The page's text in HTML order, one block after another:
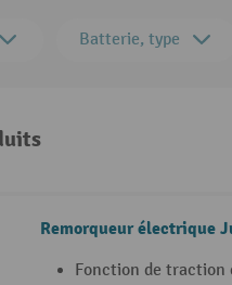
Batterie, type
Remorqueur électrique
Fonction de traction